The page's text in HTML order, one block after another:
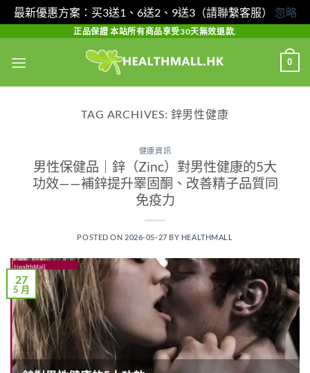
最新優惠方案：买3送1、6送2、9送3（請聯繫客服） 忽略
content
正品保證 本站所有商品享受30天無效退款.
0
TAG ARCHIVES: 鋅男性健康
健康資訊
男性保健品｜鋅（Zinc）對男性健康的5大
功效——補鋅提升睪固酮、改善精子品質同
免疫力
POSTED ON 2026-05-27 BY HEALTHMALL
27
5 月